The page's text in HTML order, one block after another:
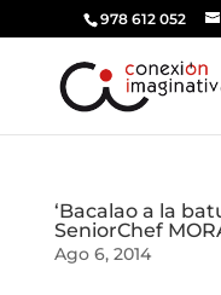
978 612 052
‘Bacalao a la
SeniorChef
Ago 6, 2014